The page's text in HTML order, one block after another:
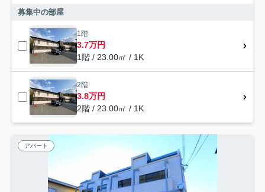
募集中の部屋
1階
3.7万円
1階 / 23.00㎡ / 1K
2階
3.8万円
2階 / 23.00㎡ / 1K
アパート